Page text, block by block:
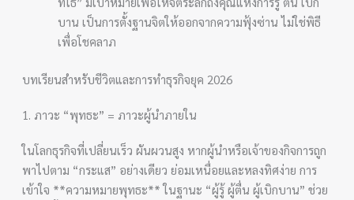
บาน เป็นการตั้งฐานจิตให้ออกจากความฟุ้งซ่าน ไม่ใช่พิธี
เพื่อโชคลาภ
บทเรียนสำหรับชีวิตและการทำธุรกิจยุค 2026
1. ภาวะ “พุทธะ” = ภาวะผู้นำภายใน
ในโลกธุรกิจที่เปลี่ยนเร็ว ผันผวนสูง หากผู้นำหรือเจ้าของกิจการถูก
พาไปตาม “กระแส” อย่างเดียว ย่อมเหนื่อยและหลงทิศง่าย การ
เข้าใจ **ความหมายพุทธะ** ในฐานะ “ผู้รู้ ผู้ตื่น ผู้เบิกบาน” ช่วย